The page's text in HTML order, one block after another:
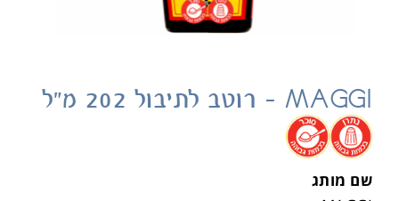
MAGGI – רוטב לתיבול 202 מ"ל
.
.
שם מותג